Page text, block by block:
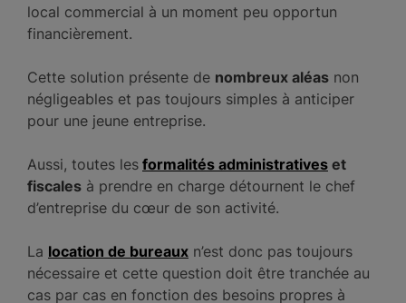
local commercial à un moment peu opportun
financièrement.
Cette solution présente de nombreux aléas non
négligeables et pas toujours simples à anticiper
pour une jeune entreprise.
Aussi, toutes les formalités administratives et
fiscales à prendre en charge détournent le chef
d’entreprise du cœur de son activité.
La location de bureaux n’est donc pas toujours
nécessaire et cette question doit être tranchée au
cas par cas en fonction des besoins propres à